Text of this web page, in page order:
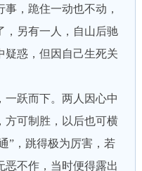
，跪住一动也不动，
，另有一人，自山后驰
疑惑，但因自己生死关
跃而下。两人因心中
方可制胜，以后也可横
”，跳得极为厉害，若
恶不作，当时便得露出